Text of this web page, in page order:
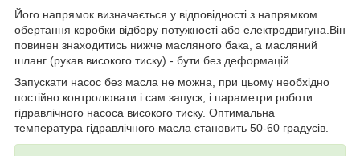
Його напрямок визначається у відповідності з напрямком
обертання коробки відбору потужності або електродвигуна.Він
повинен знаходитись нижче масляного бака, а масляний
шланг (рукав високого тиску) - бути без деформацій.
Запускати насос без масла не можна, при цьому необхідно
постійно контролювати і сам запуск, і параметри роботи
гідравлічного насоса високого тиску. Оптимальна
температура гідравлічного масла становить 50-60 градусів.